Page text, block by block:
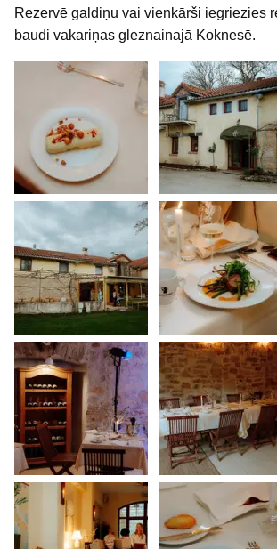
Rezervē galdiņu vai vienkārši iegriezies
baudi vakariņas gleznainajā Koknesē.